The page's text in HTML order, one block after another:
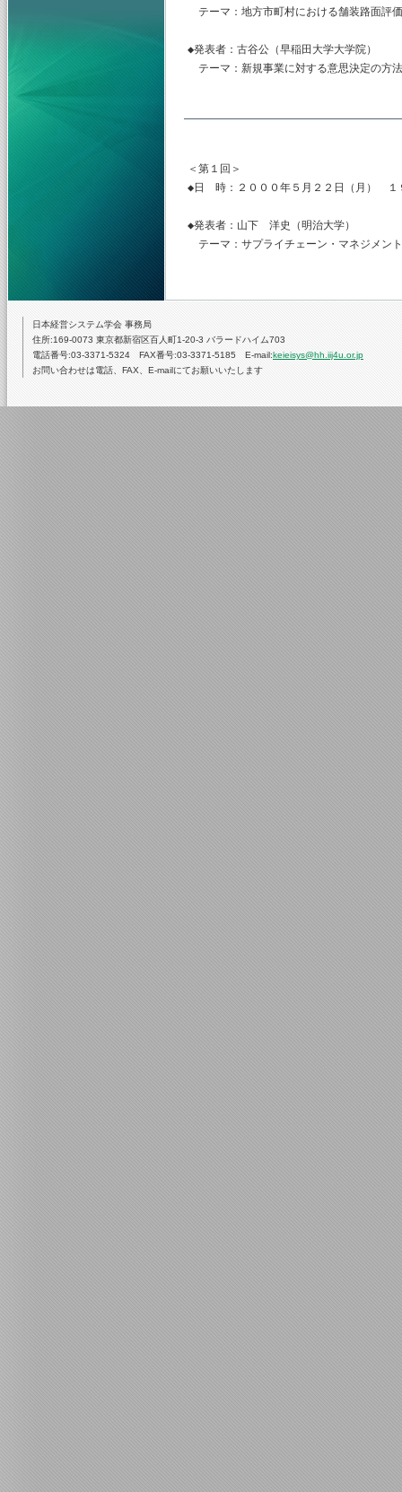
テーマ：地方市町村における舗装路面評
◆発表者：古谷公（早稲田大学大学院）
テーマ：新規事業に対する意思決定の方
＜第１回＞
◆日　時：２０００年５月２２日（月）　
◆発表者：山下　洋史（明治大学）
テーマ：サプライチェーン・マネジメン
日本経営システム学会 事務局
住所:169-0073 東京都新宿区百人町1-20-3 バラードハイム703
電話番号:03-3371-5324 FAX番号:03-3371-5185 E-mail:keieisys@hh.iij4u.or.jp
お問い合わせは電話、FAX、E-mailにてお願いいたします